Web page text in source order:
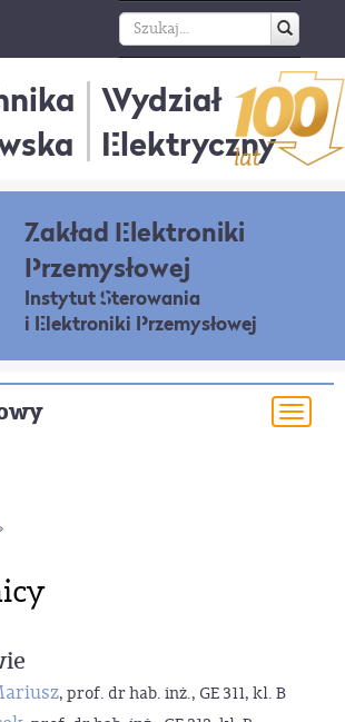
Wydział
Elektryczny
Zakład Elektroniki
Przemysłowej
Instytut Sterowania
i Elektroniki Przemysłowej
, prof. dr hab. inż., GE 311, kl. B